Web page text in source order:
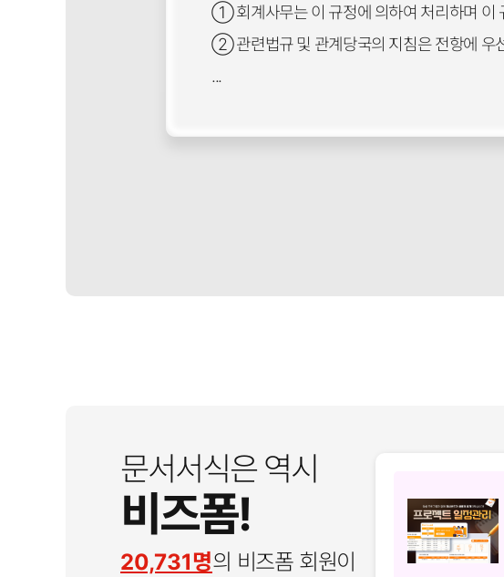
① 회계사무는 이 규정에 의하여 처리하며 이
② 관련법규 및 관계당국의 지침은 전항에 우
...
문서서식은 역시
비즈폼!
20,731명의 비즈폼 회원이